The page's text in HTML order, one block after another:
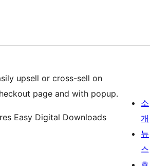
upsell or cross-sell on
page and with popup.
Easy Digital Downloads
소
개
뉴
스